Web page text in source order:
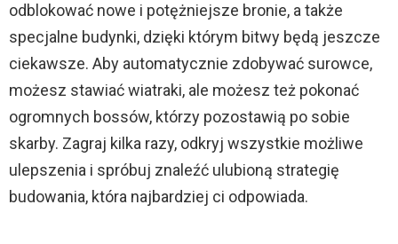
odblokować nowe i potężniejsze bronie, a także
specjalne budynki, dzięki którym bitwy będą jeszcze
ciekawsze. Aby automatycznie zdobywać surowce,
możesz stawiać wiatraki, ale możesz też pokonać
ogromnych bossów, którzy pozostawią po sobie
skarby. Zagraj kilka razy, odkryj wszystkie możliwe
ulepszenia i spróbuj znaleźć ulubioną strategię
budowania, która najbardziej ci odpowiada.